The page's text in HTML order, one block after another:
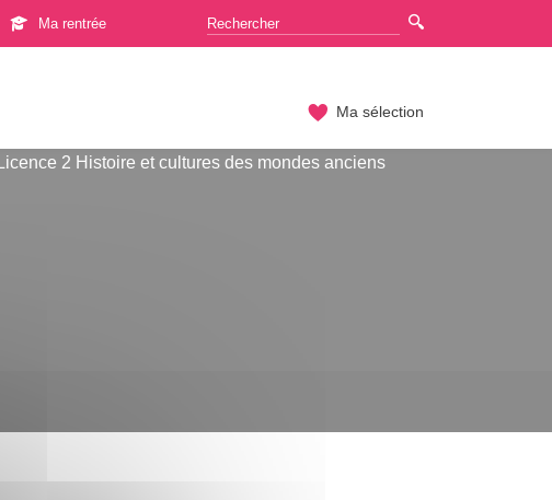
Ma rentrée
Ma sélection
2 Histoire et cultures des mondes anciens